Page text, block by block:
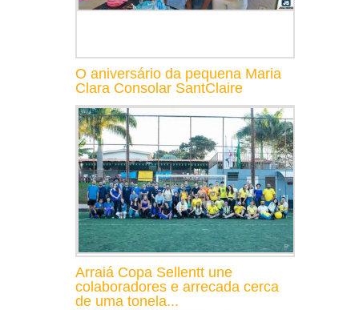
O aniversário da pequena Maria
Clara Consolar SantClaire
Arraiá Copa Sellentt une
colaboradores e arrecada cerca
de uma tonela...